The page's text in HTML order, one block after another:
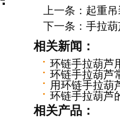
上一条： 起重
下一条： 手拉
相关新闻：
环链手拉葫芦
环链手拉葫芦
用环链手拉葫
环链手拉葫芦
相关产品：